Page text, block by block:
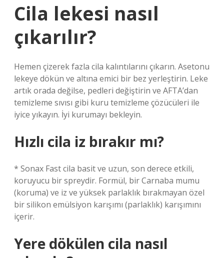
Cila lekesi nasıl
çıkarılır?
Hemen çizerek fazla cila kalıntılarını çıkarın. Asetonu
lekeye dökün ve altına emici bir bez yerleştirin. Leke
artık orada değilse, pedleri değiştirin ve AFTA’dan
temizleme sıvısı gibi kuru temizleme çözücüleri ile
iyice yıkayın. İyi kurumayı bekleyin.
Hızlı cila iz bırakır mı?
* Sonax Fast cila basit ve uzun, son derece etkili,
koruyucu bir spreydir. Formül, bir Carnaba mumu
(koruma) ve iz ve yüksek parlaklık bırakmayan özel
bir silikon emülsiyon karışımı (parlaklık) karışımını
içerir.
Yere dökülen cila nasıl